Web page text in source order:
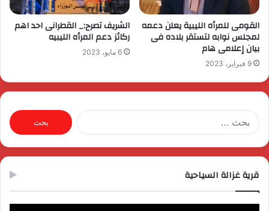
القومى للمرأه الليبية يعلن دعمه
لمجلس نوابه لتستقر بلاده فى
بيان إعلامى هام
9 فبراير، 2023
الشريف تصرح:_ القطرانى احد اهم
ركائز دعم المرأه الليبيه
6 مايو، 2023
البحث
عن:
قرية غزالة السياحية